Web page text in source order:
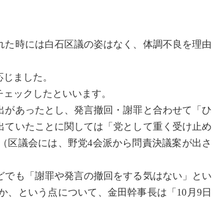
時には白石区議の姿はなく、体調不良を理由
じました。
ックしたといいます。
あったとし、発言撤回・謝罪と合わせて「ひ
いたことに関しては「党として重く受け止め
区議会には、野党4会派から問責決議案が出さ
も「謝罪や発言の撤回をする気はない」とい
という点について、金田幹事長は「10月9日